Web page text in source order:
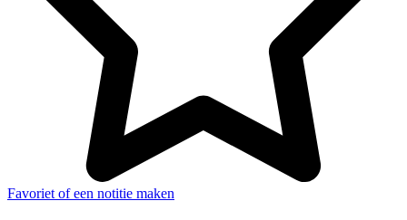
Favoriet of een notitie maken